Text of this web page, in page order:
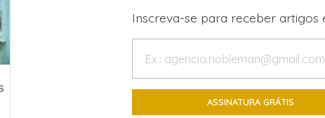
Inscreva-se para receber artigos